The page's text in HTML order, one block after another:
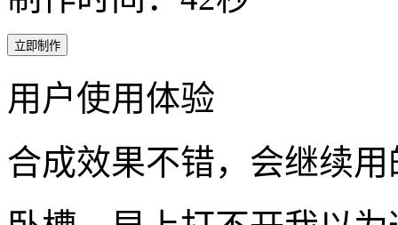
合成效果不错，会继续用
卧槽，早上打不开我以
得找新的gif制作工具了